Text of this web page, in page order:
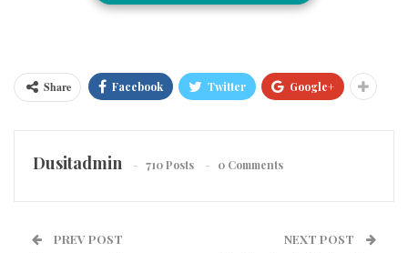
Share Facebook Twitter Google+
Dusitadmin 710 Posts 0 Comments
PREV POST NEXT POST